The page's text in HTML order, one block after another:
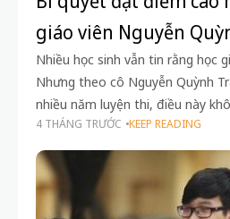
giáo viên Nguyễn
Nhiều học sinh vẫn tin rằng học
Nhưng theo cô Nguyễn Quỳnh
nhiều năm luyện thi, điều này
4 THÁNG TRƯỚC KEEP READING